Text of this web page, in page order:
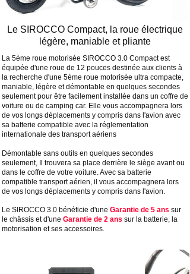
Le SIROCCO Compact, la roue électrique
légère, maniable et pliante
La 5ème roue motorisée SIROCCO 3.0 Compact est
équipée d'une roue de 12 pouces destinée aux clients à
la recherche d'une 5ème roue motorisée ultra compacte,
maniable, légère et démontable en quelques secondes
seulement pour être facilement installée dans un coffre de
voiture ou de camping car. Elle vous accompagnera lors
de vos longs déplacements y compris dans l'avion avec
sa batterie compatible avec la réglementation
internationale des transport aériens
Démontable sans outils en quelques secondes
seulement, Il trouvera sa place derrière le siège avant ou
dans le coffre de votre voiture. Avec sa batterie
compatible transport aérien, il vous accompagnera lors
de vos longs déplacements y compris dans l'avion.
Le SIROCCO 3.0 bénéficie d'une Garantie de 5 ans sur
le châssis et d'une Garantie de 2 ans sur la batterie, la
motorisation et ses accessoires.